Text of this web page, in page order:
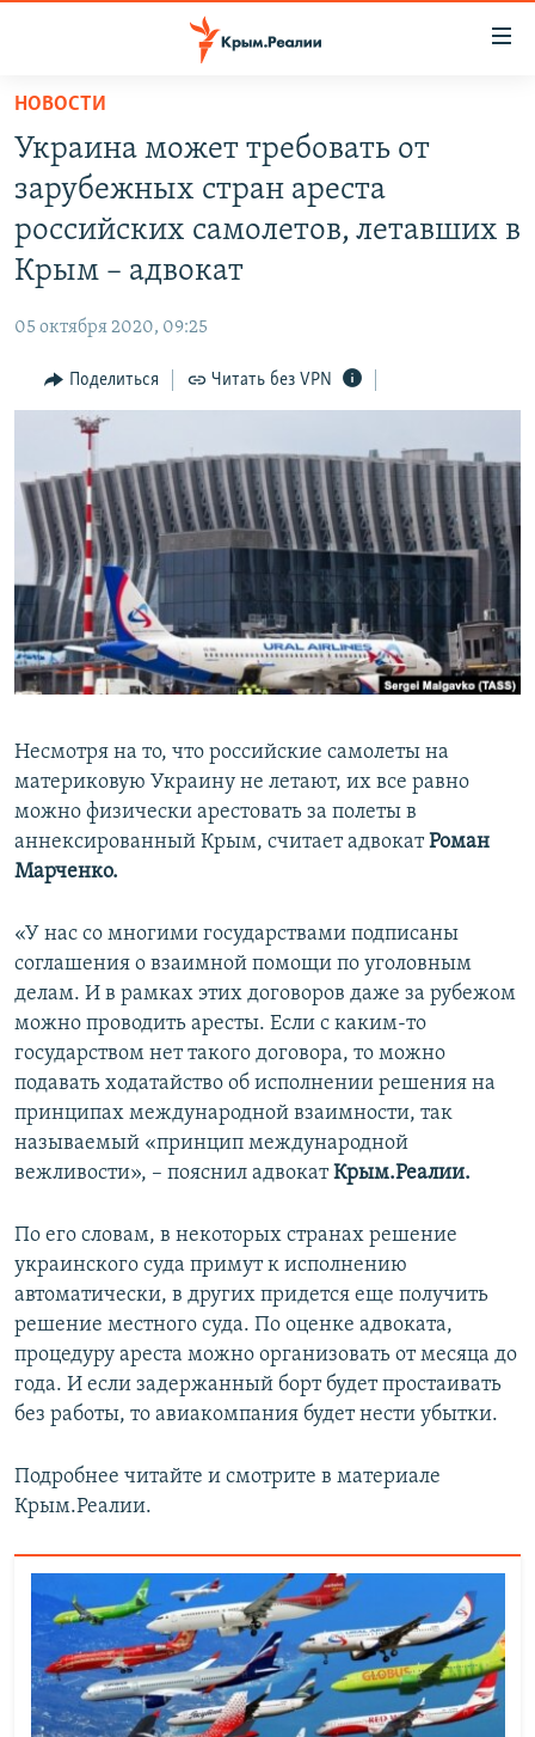
Вернуться
основному
содержанию
Вернутся
главной
Вернутся
поиску
СПЕЦПРОЕКТЫ
ГРУЗ 200
ВОДА
ИСТОРИЯ
ИНТЕРАКТИВ
ИНФОГРАФИКА
ТЕЛЕПРОЕКТ КРЫМ.РЕАЛИИ
СОВЕТЫ ПРАВОЗАЩИТНИКОВ
ПРОПАВШИЕ БЕЗ ВЕСТИ
ПОБЕДИТЕЛЕЙ НЕ СУДЯТ?
КРЫМ.НЕПОКОРЕННЫЙ
ELIFBE
УКРАИНСКАЯ ПРОБЛЕМА КРЫМА
РАДІО СВОБОДА
КАК ОБОЙТИ БЛОКИРОВКУ
Українською
Qırımtatar
ПРИСОЕДИНЯЙТЕСЬ!
НОВОСТИ
Украина может требовать от
зарубежных стран ареста
российских самолетов, летавших в
Крым – адвокат
05 октября 2020, 09:25
Поделиться Читать без VPN
Несмотря на то, что российские самолеты на
материковую Украину не летают, их все равно
можно физически арестовать за полеты в
аннексированный Крым, считает адвокатРоман
Марченко.
«У нас со многими государствами подписаны
соглашения о взаимной помощи по уголовным
делам. И в рамках этих договоров даже за рубежом
можно проводить аресты. Если с каким-то
государством нет такого договора, то можно
подавать ходатайство об исполнении решения на
принципах международной взаимности, так
называемый «принцип международной
вежливости», – пояснил адвокатКрым.Реалии.
По его словам, в некоторых странах решение
украинского суда примут к исполнению
автоматически, в других придется еще получить
решение местного суда. По оценке адвоката,
процедуру ареста можно организовать от месяца до
года. И если задержанный борт будет простаивать
без работы, то авиакомпания будет нести убытки.
Подробнее читайте и смотрите в материале
Крым.Реалии.